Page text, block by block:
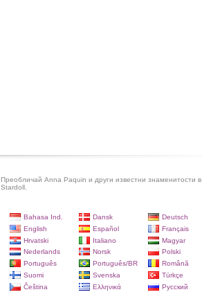
Преобличай Anna Paquin и други известни знаменитости в
Stardoll.
Bahasa Ind. Dansk
Deutsch
English
Español
Français
Hrvatski
Italiano
Magyar
Nederlands
Norsk
Polski
Português
Português/BR
Română
Suomi
Svenska
Türkçe
Čeština
Ελληνικά Русский